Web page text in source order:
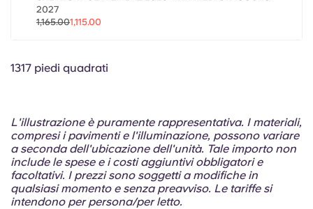
2027
1,165.001,115.00
1317 piedi quadrati
L'illustrazione è puramente rappresentativa. I materiali,
compresi i pavimenti e l'illuminazione, possono variare
a seconda dell'ubicazione dell'unità. Tale importo non
include le spese e i costi aggiuntivi obbligatori e
facoltativi. I prezzi sono soggetti a modifiche in
qualsiasi momento e senza preavviso. Le tariffe si
intendono per persona/per letto.